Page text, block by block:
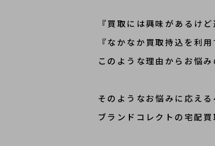
『買取には興味があるけ
『なかなか買取持込を利
このような理由からお悩
そのようなお悩みに応え
ブランドコレクトの宅配